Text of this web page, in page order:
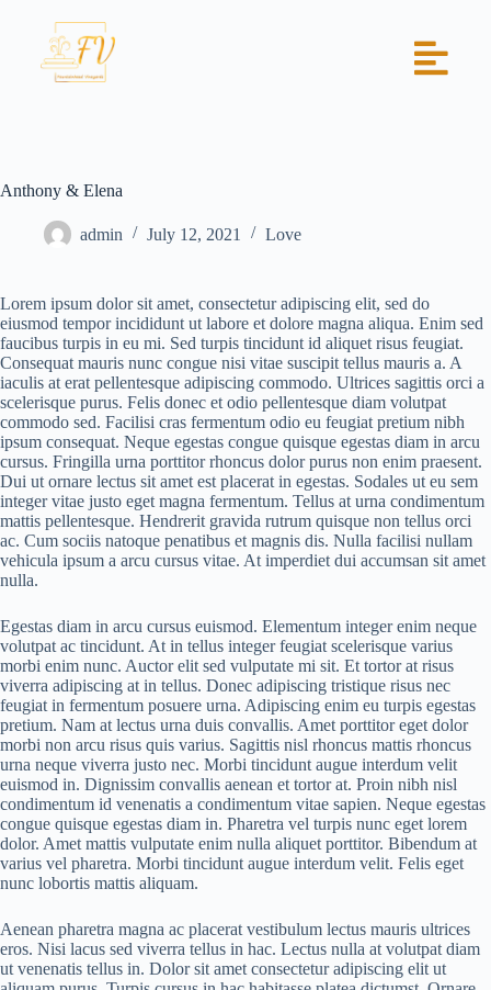
Anthony & Elena
admin July 12, 2021 Love
Lorem ipsum dolor sit amet, consectetur adipiscing elit, sed do
eiusmod tempor incididunt ut labore et dolore magna aliqua. Enim sed
faucibus turpis in eu mi. Sed turpis tincidunt id aliquet risus feugiat.
Consequat mauris nunc congue nisi vitae suscipit tellus mauris a. A
iaculis at erat pellentesque adipiscing commodo. Ultrices sagittis orci a
scelerisque purus. Felis donec et odio pellentesque diam volutpat
commodo sed. Facilisi cras fermentum odio eu feugiat pretium nibh
ipsum consequat. Neque egestas congue quisque egestas diam in arcu
cursus. Fringilla urna porttitor rhoncus dolor purus non enim praesent.
Dui ut ornare lectus sit amet est placerat in egestas. Sodales ut eu sem
integer vitae justo eget magna fermentum. Tellus at urna condimentum
mattis pellentesque. Hendrerit gravida rutrum quisque non tellus orci
ac. Cum sociis natoque penatibus et magnis dis. Nulla facilisi nullam
vehicula ipsum a arcu cursus vitae. At imperdiet dui accumsan sit amet
nulla.
Egestas diam in arcu cursus euismod. Elementum integer enim neque
volutpat ac tincidunt. At in tellus integer feugiat scelerisque varius
morbi enim nunc. Auctor elit sed vulputate mi sit. Et tortor at risus
viverra adipiscing at in tellus. Donec adipiscing tristique risus nec
feugiat in fermentum posuere urna. Adipiscing enim eu turpis egestas
pretium. Nam at lectus urna duis convallis. Amet porttitor eget dolor
morbi non arcu risus quis varius. Sagittis nisl rhoncus mattis rhoncus
urna neque viverra justo nec. Morbi tincidunt augue interdum velit
euismod in. Dignissim convallis aenean et tortor at. Proin nibh nisl
condimentum id venenatis a condimentum vitae sapien. Neque egestas
congue quisque egestas diam in. Pharetra vel turpis nunc eget lorem
dolor. Amet mattis vulputate enim nulla aliquet porttitor. Bibendum at
varius vel pharetra. Morbi tincidunt augue interdum velit. Felis eget
nunc lobortis mattis aliquam.
Aenean pharetra magna ac placerat vestibulum lectus mauris ultrices
eros. Nisi lacus sed viverra tellus in hac. Lectus nulla at volutpat diam
ut venenatis tellus in. Dolor sit amet consectetur adipiscing elit ut